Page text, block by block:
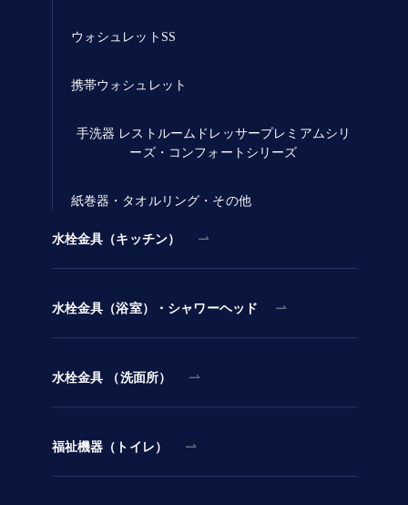
ウォシュレットSS
携帯ウォシュレット
手洗器 レストルームドレッサープレミアムシリ
ーズ・コンフォートシリーズ
紙巻器・タオルリング・その他
水栓金具（キッチン）
水栓金具（浴室）・シャワーヘッド
水栓金具 （洗面所）
福祉機器（トイレ）